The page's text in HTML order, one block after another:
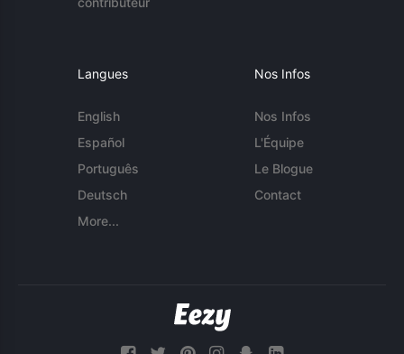
Langues
English
Español
Português
Deutsch
More...
Nos Infos
Nos Infos
L'Équipe
Le Blogue
Contact